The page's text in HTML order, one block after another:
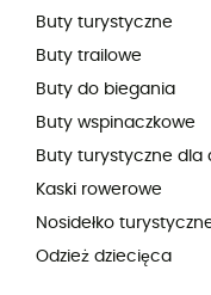
Buty turystyczne
Buty trailowe
Buty do biegania
Buty wspinaczkowe
Buty turystyczne dla
Kaski rowerowe
Nosidełko
Odzież dziecięca